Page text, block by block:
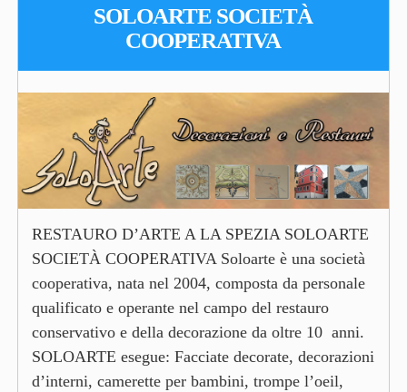
SOLOARTE SOCIETÀ
COOPERATIVA
RESTAURO D’ARTE A LA SPEZIA SOLOARTE
SOCIETÀ COOPERATIVA Soloarte è una società
cooperativa, nata nel 2004, composta da personale
qualificato e operante nel campo del restauro
conservativo e della decorazione da oltre 10 anni.
SOLOARTE esegue: Facciate decorate, decorazioni
d’interni, camerette per bambini, trompe l’oeil,